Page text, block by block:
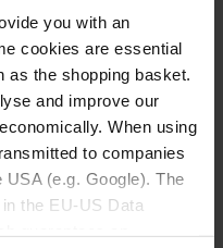
you with an
cookies are essential
as the shopping basket.
and improve our
When using
to companies
(e.g. Google). The
the EU-US Data